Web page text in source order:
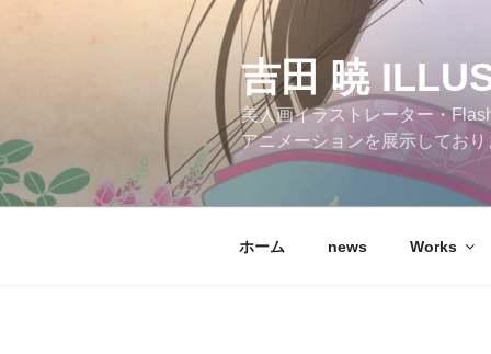
へ
ス
キ
吉田 暁
美人画イラストレーター・
アニメーションを展示しており
ホーム news Works